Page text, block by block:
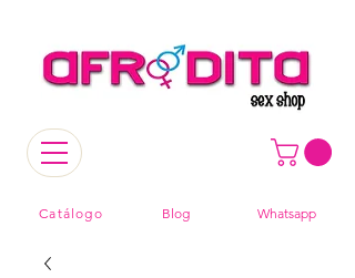
Catálogo Blog Whatsapp